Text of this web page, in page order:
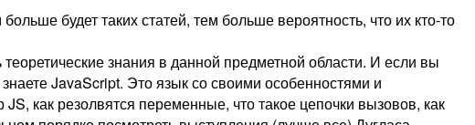
будет таких статей, тем больше вероятность, что их кто-то
знания в данной предметной области. И если вы
JavaScript. Это язык со своими особенностями и
как резолвятся переменные, что такое цепочки вызовов, как